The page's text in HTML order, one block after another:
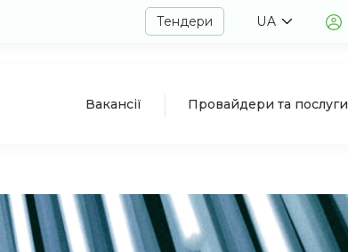
Тендери UA
Вакансії Провайдери та послуги